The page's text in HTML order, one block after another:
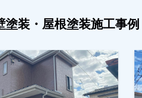
塗装・屋根塗装施工事例